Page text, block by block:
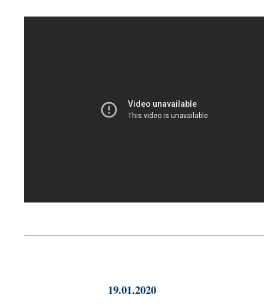
19.01.2020